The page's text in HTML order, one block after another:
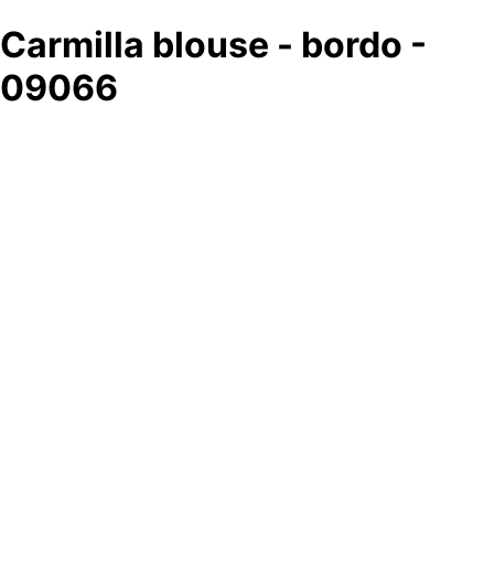
Carmilla blouse - bordo -
09066